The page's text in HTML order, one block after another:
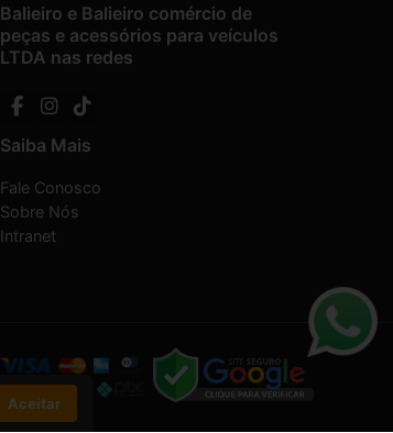
Balieiro e Balieiro comércio de
peças e acessórios para veículos
LTDA nas redes
Saiba Mais
Fale Conosco
Sobre Nós
Intranet
Aceitar